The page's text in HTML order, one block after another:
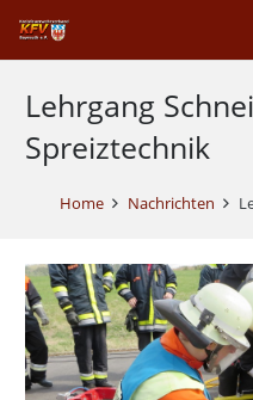
Lehrgang
Spreiztechnik
Home Nachrichten